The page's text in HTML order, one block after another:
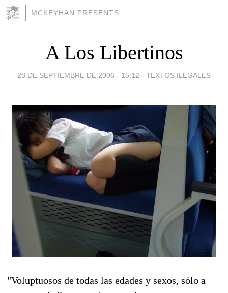
MCKEYHAN PRESENTS
A Los Libertinos
28 DE SEPTIEMBRE DE 2006 - 15:12 - TEXTOS ILEGALES
"Voluptuosos de todas las edades y sexos, sólo a